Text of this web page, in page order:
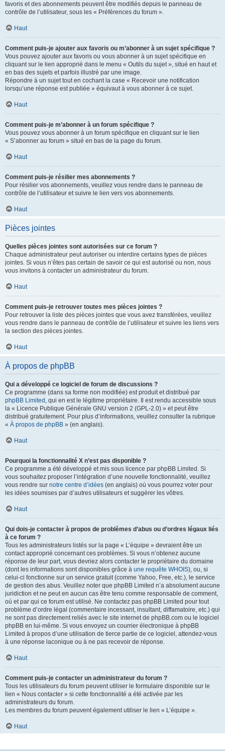
favoris et des abonnements peuvent être modifiés depuis le panneau de
contrôle de l’utilisateur, sous les « Préférences du forum ».
Haut
Comment puis-je ajouter aux favoris ou m’abonner à un sujet spécifique ?
Vous pouvez ajouter aux favoris ou vous abonner à un sujet spécifique en
cliquant sur le lien approprié dans le menu « Outils du sujet », situé en haut et
en bas des sujets et parfois illustré par une image.
Répondre à un sujet tout en cochant la case « Recevoir une notification
lorsqu’une réponse est publiée » équivaut à vous abonner à ce sujet.
Haut
Comment puis-je m’abonner à un forum spécifique ?
Vous pouvez vous abonner à un forum spécifique en cliquant sur le lien
« S’abonner au forum » situé en bas de la page du forum.
Haut
Comment puis-je résilier mes abonnements ?
Pour résilier vos abonnements, veuillez vous rendre dans le panneau de
contrôle de l’utilisateur et suivre le lien vers vos abonnements.
Haut
Pièces jointes
Quelles pièces jointes sont autorisées sur ce forum ?
Chaque administrateur peut autoriser ou interdire certains types de pièces
jointes. Si vous n’êtes pas certain de savoir ce qui est autorisé ou non, nous
vous invitons à contacter un administrateur du forum.
Haut
Comment puis-je retrouver toutes mes pièces jointes ?
Pour retrouver la liste des pièces jointes que vous avez transférées, veuillez
vous rendre dans le panneau de contrôle de l’utilisateur et suivre les liens vers
la section des pièces jointes.
Haut
À propos de phpBB
Qui a développé ce logiciel de forum de discussions ?
Ce programme (dans sa forme non modifiée) est produit et distribué par
phpBB Limited , qui en est le légitime propriétaire. Il est rendu accessible sous
la « Licence Publique Générale GNU version 2 (GPL-2.0) » et peut être
distribué gratuitement. Pour plus d’informations, veuillez consulter la rubrique
« À propos de phpBB » (en anglais).
Haut
Pourquoi la fonctionnalité X n’est pas disponible ?
Ce programme a été développé et mis sous licence par phpBB Limited. Si
vous souhaitez proposer l’intégration d’une nouvelle fonctionnalité, veuillez
vous rendre sur notre centre d’idées (en anglais) où vous pourrez voter pour
les idées soumises par d’autres utilisateurs et suggérer les vôtres.
Haut
Qui dois-je contacter à propos de problèmes d’abus ou d’ordres légaux liés
à ce forum ?
Tous les administrateurs listés sur la page « L’équipe » devraient être un
contact approprié concernant ces problèmes. Si vous n’obtenez aucune
réponse de leur part, vous devriez alors contacter le propriétaire du domaine
(dont les informations sont disponibles grâce à une requête WHOIS), ou, si
celui-ci fonctionne sur un service gratuit (comme Yahoo, Free, etc.), le service
de gestion des abus. Veuillez noter que phpBB Limited n’a absolument aucune
juridiction et ne peut en aucun cas être tenu comme responsable de comment,
où et par qui ce forum est utilisé. Ne contactez pas phpBB Limited pour tout
problème d’ordre légal (commentaire incessant, insultant, diffamatoire, etc.) qui
ne sont pas directement reliés avec le site internet de phpBB.com ou le logiciel
phpBB en lui-même. Si vous envoyez un courrier électronique à phpBB
Limited à propos d’une utilisation de tierce partie de ce logiciel, attendez-vous
à une réponse laconique ou à ne pas recevoir de réponse.
Haut
Comment puis-je contacter un administrateur du forum ?
Tous les utilisateurs du forum peuvent utiliser le formulaire disponible sur le
lien « Nous contacter » si cette fonctionnalité a été activée par les
administrateurs du forum.
Les membres du forum peuvent également utiliser le lien « L’équipe ».
Haut